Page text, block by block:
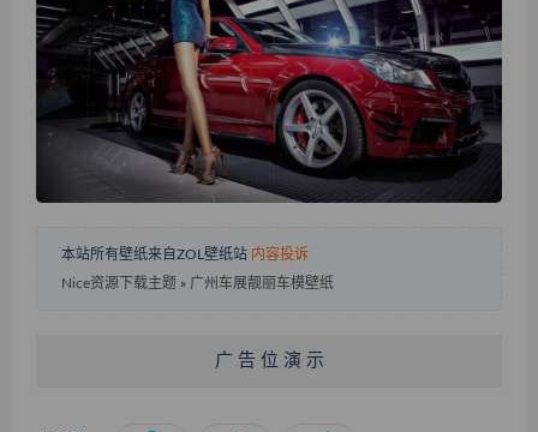
本站所有壁纸来自ZOL壁纸站 内容投诉
Nice资源下载主题 » 广州车展靓丽车模壁纸
广 告 位 演 示